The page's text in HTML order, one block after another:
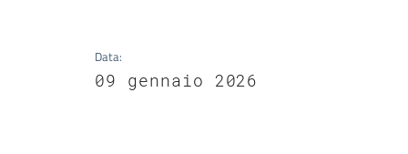
Data:
09 gennaio 2026